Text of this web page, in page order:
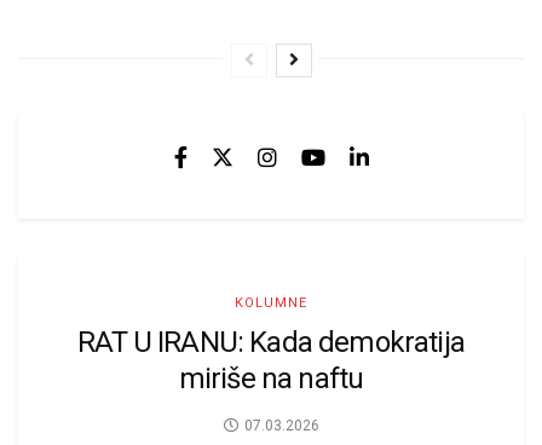
KOLUMNE
RAT U IRANU: Kada demokratija
miriše na naftu
07.03.2026